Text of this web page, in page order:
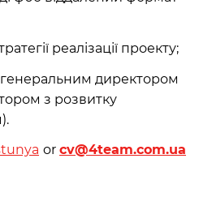
реалізації проекту;
директором
з розвитку
or cv@4team.com.ua